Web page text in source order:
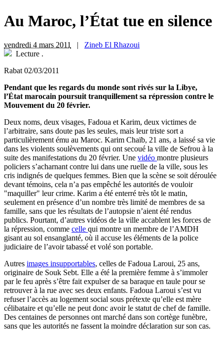
Au Maroc, l’État tue en silence
vendredi 4 mars 2011 | Zineb El Rhazoui
Lecture .
Rabat 02/03/2011
Pendant que les regards du monde sont rivés sur la Libye,
l’État marocain poursuit tranquillement sa répression contre le
Mouvement du 20 février.
Deux noms, deux visages, Fadoua et Karim, deux victimes de
l’arbitraire, sans doute pas les seules, mais leur triste sort a
particulièrement ému au Maroc. Karim Chaïb, 21 ans, a laissé sa vie
dans les violents soulèvements qui ont secoué la ville de Sefrou à la
suite des manifestations du 20 février. Une vidéo montre plusieurs
policiers s’acharnant contre lui dans une ruelle de la ville, sous les
cris indignés de quelques femmes. Bien que la scène se soit déroulée
devant témoins, cela n’a pas empêché les autorités de vouloir
"maquiller" leur crime. Karim a été enterré très tôt le matin,
seulement en présence d’un nombre très limité de membres de sa
famille, sans que les résultats de l’autopsie n’aient été rendus
publics. Pourtant, d’autres vidéos de la ville accablent les forces de
la répression, comme celle qui montre un membre de l’AMDH
gisant au sol ensanglanté, où il accuse les éléments de la police
judiciaire de l’avoir tabassé et volé son portable.
Autres images insupportables, celles de Fadoua Laroui, 25 ans,
originaire de Souk Sebt. Elle a été la première femme à s’immoler
par le feu après s’être fait expulser de sa baraque en taule pour se
retrouver à la rue avec ses deux enfants. Fadoua Laroui s’est vu
refuser l’accès au logement social sous prétexte qu’elle est mère
célibataire et qu’elle ne peut donc avoir le statut de chef de famille.
Des centaines de personnes ont marché dans son cortège funèbre,
sans que les autorités ne fassent la moindre déclaration sur son cas.